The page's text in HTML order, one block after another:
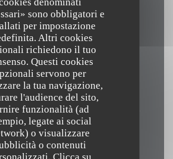
sono obbligatori e
per impostazione
Altri cookies
richiedono il tuo
Questi cookies
servono per
la tua navigazione,
l'audience del sito,
funzionalità (ad
legate ai social
o visualizzare
o contenuti
Clicca su
Orari
Lunedi
Chiuso
Martedi
19:30 - 22:30 *